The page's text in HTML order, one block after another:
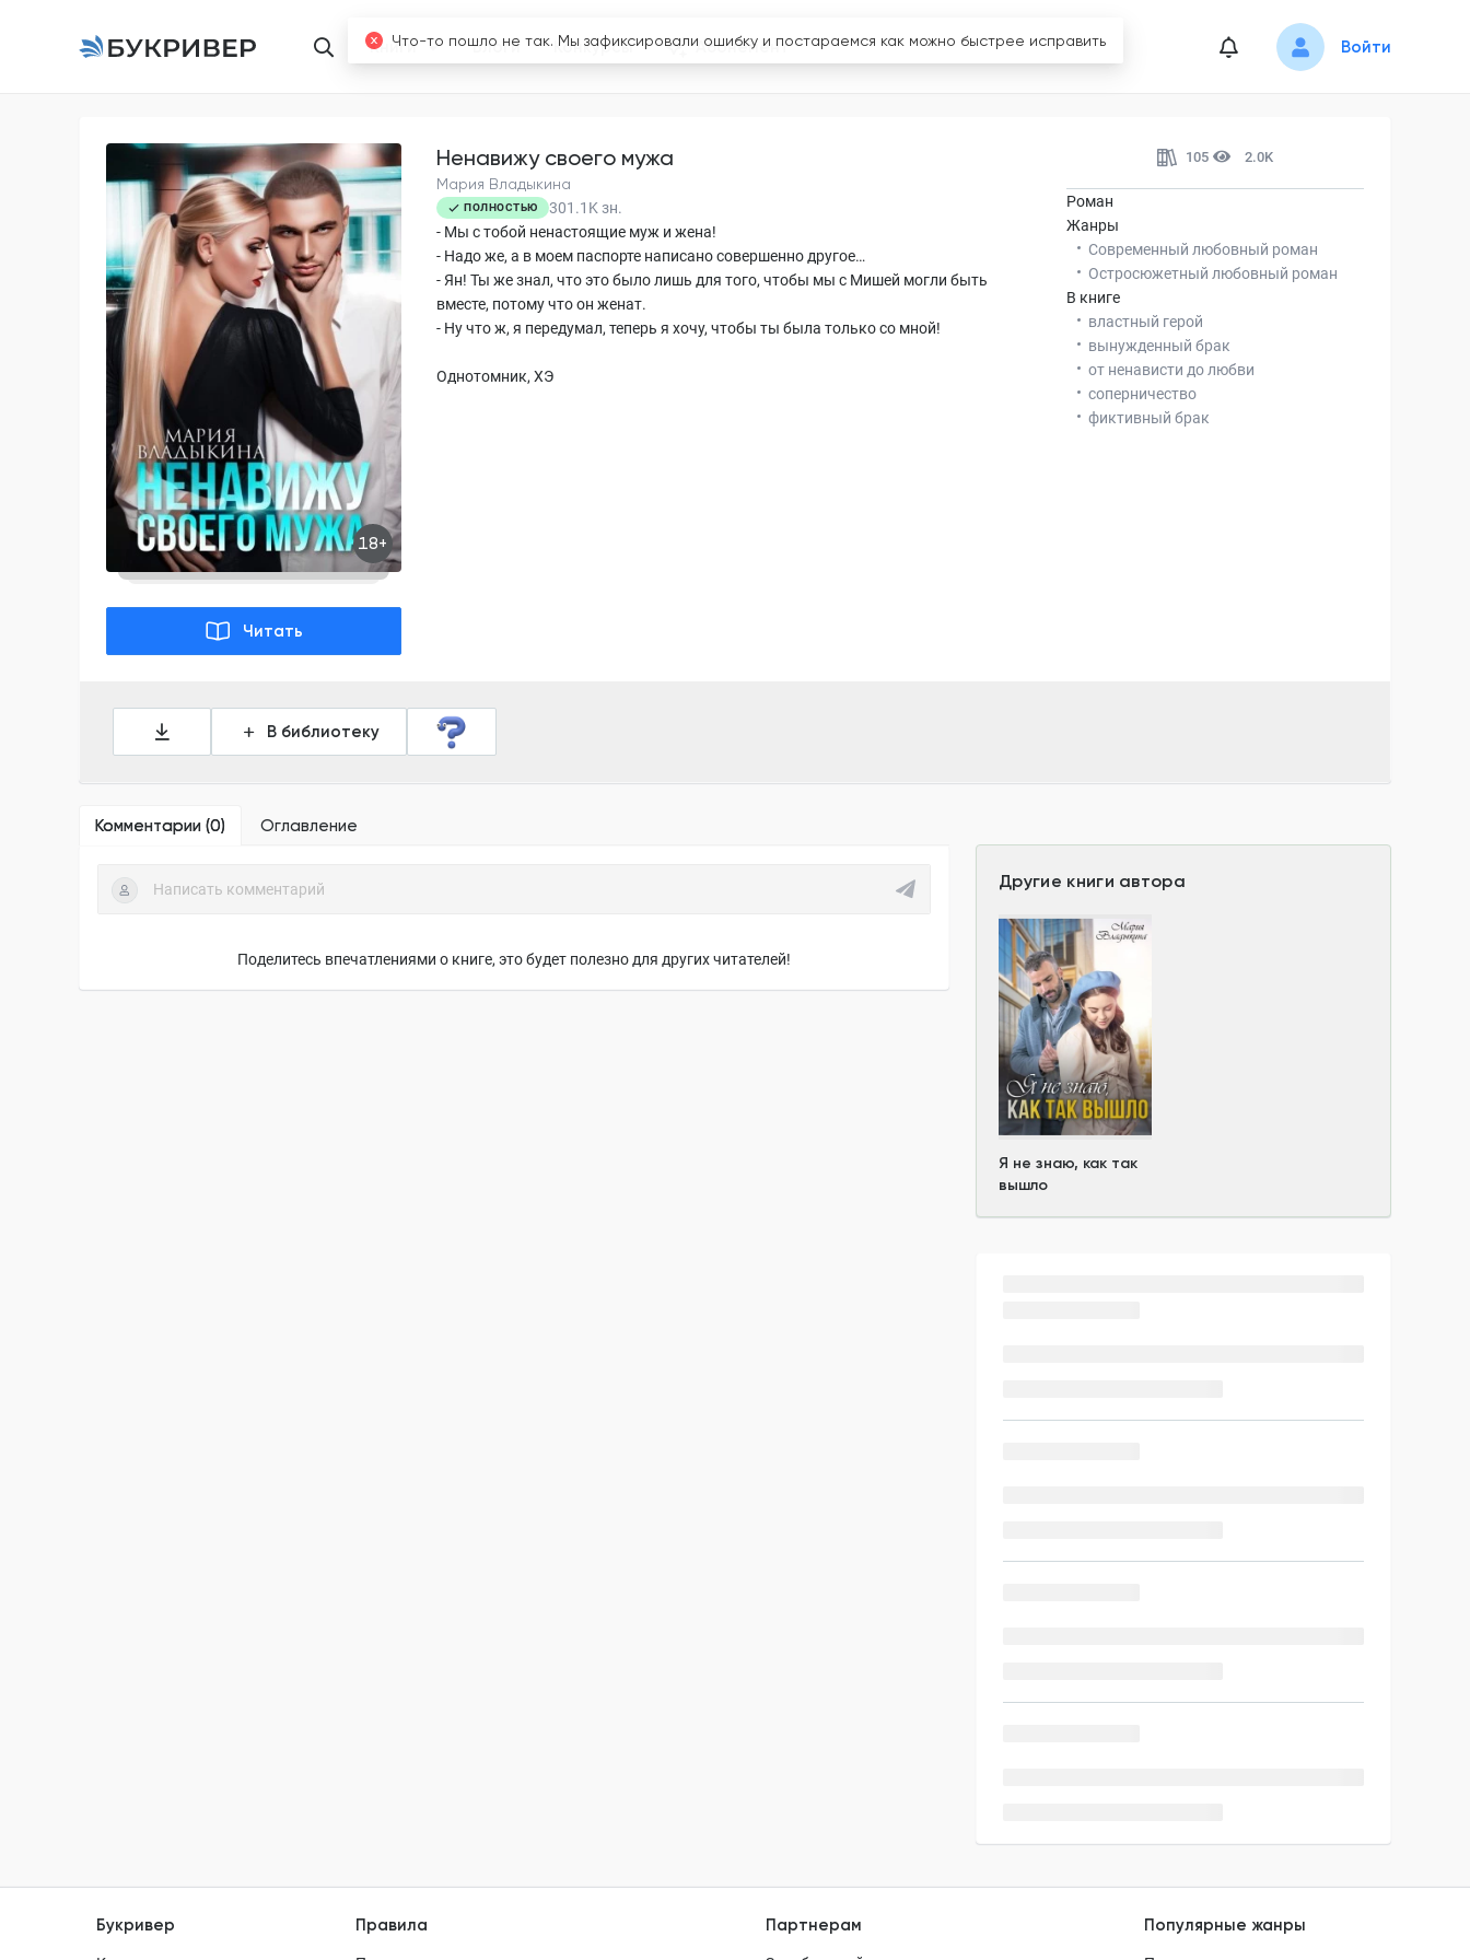
Книги Блоги Конкурсы Абонемент Войти
18+
Читать
Ненавижу своего мужа
Мария Владыкина
ПОЛНОСТЬЮ 301.1K зн.
- Мы с тобой ненастоящие муж и жена!
- Надо же, а в моем паспорте написано совершенно другое…
- Ян! Ты же знал, что это было лишь для того, чтобы мы с Мишей могли быть
вместе, потому что он женат.
- Ну что ж, я передумал, теперь я хочу, чтобы ты была только со мной!
Однотомник, ХЭ
105 2.0K
Роман
Жанры
Современный любовный роман
Остросюжетный любовный роман
В книге
властный герой
вынужденный брак
от ненависти до любви
соперничество
фиктивный брак
В библиотеку
Комментарии (0) Оглавление
Поделитесь впечатлениями о книге, это будет полезно для других читателей!
Другие книги автора
Я не знаю, как так
вышло
Букривер Правила Партнерам Популярные жанры